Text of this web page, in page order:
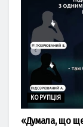
КОРУПЦІЯ
«Думала, що ще